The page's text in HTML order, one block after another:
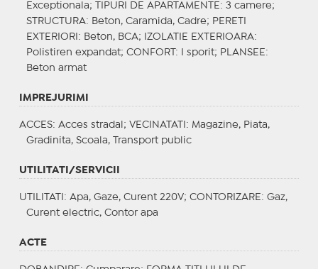
Exceptionala;
TIPURI DE APARTAMENTE : 3 camere;
STRUCTURA: Beton, Caramida, Cadre; PERETI
EXTERIORI : Beton, BCA; IZOLATIE EXTERIOARA:
Polistiren expandat; CONFORT : I sporit; PLANSEE :
Beton armat
IMPREJURIMI
ACCES: Acces stradal; VECINATATI : Magazine, Piata,
Gradinita, Scoala, Transport public
UTILITATI/SERVICII
UTILITATI : Apa, Gaze, Curent 220V; CONTORIZARE : Gaz,
Curent electric, Contor apa
ACTE